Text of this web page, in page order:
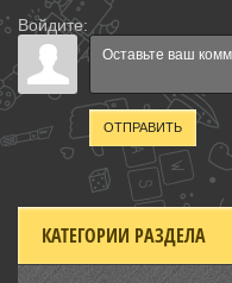
Войдите:
ОТПРАВИТЬ
КАТЕГОРИИ РАЗДЕЛА